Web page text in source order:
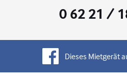
0 62 21 /
Dieses Mietgerät